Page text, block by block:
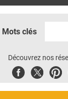
DOSSIERS
E-REVUE SAD
Mots clés
Découvrez nos
FacebookTwitter